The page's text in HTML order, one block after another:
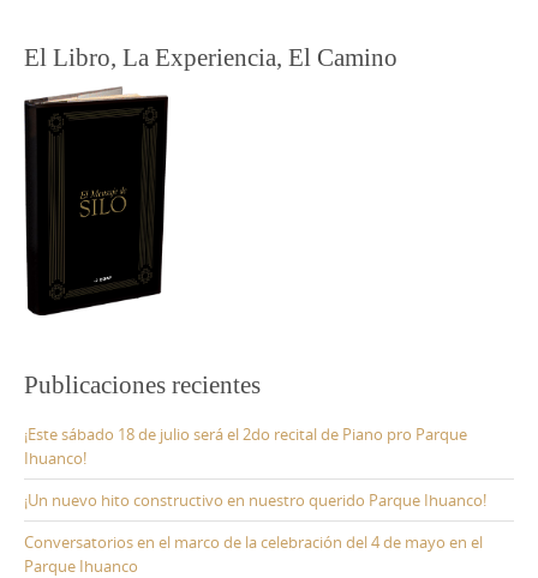
El Libro, La Experiencia, El Camino
Publicaciones recientes
¡Este sábado 18 de julio será el 2do recital de Piano pro Parque
Ihuanco!
¡Un nuevo hito constructivo en nuestro querido Parque Ihuanco!
Conversatorios en el marco de la celebración del 4 de mayo en el
Parque Ihuanco